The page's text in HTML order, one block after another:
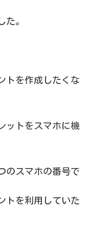
た。
トを作成したくな
ットをスマホに機
のスマホの番号で
トを利用していた